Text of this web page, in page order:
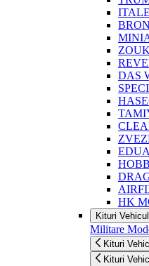
DAS
HK
Kituri
Militare
Kituri
Kituri